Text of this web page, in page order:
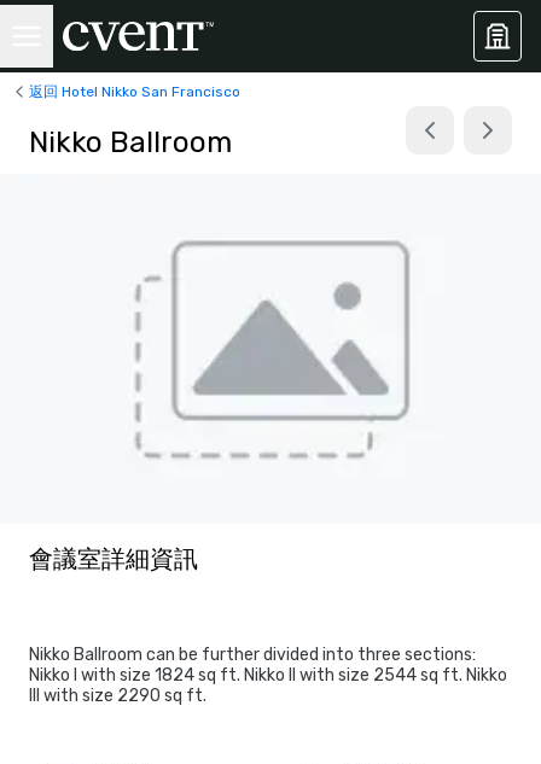
返回 Hotel Nikko San Francisco
Nikko Ballroom
會議室詳細資訊
Nikko Ballroom can be further divided into three sections:
Nikko I with size 1824 sq ft. Nikko II with size 2544 sq ft. Nikko
III with size 2290 sq ft.